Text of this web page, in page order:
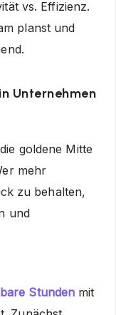
vs. Effizienz.
planst und
Unternehmen
goldene Mitte
mehr
zu behalten,
und
Stunden mit